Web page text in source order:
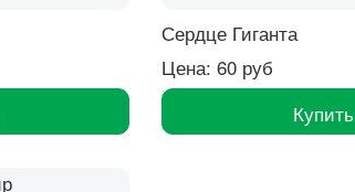
Сердце Гиганта
Цена: 60 руб
Купить